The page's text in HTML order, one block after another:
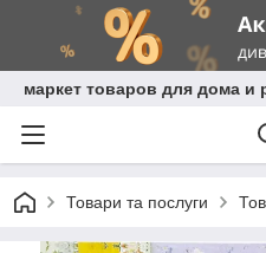
маркет товаров для дома и
Товари та послуги